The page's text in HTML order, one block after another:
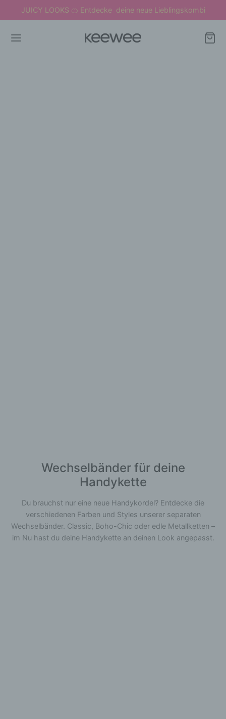
JUICY LOOKS 🍊 Entdecke deine neue Lieblingskombi
Wechselbänder für deine
Handykette
Du brauchst nur eine neue Handykordel? Entdecke die
verschiedenen Farben und Styles unserer separaten
Wechselbänder. Classic, Boho-Chic oder edle Metallketten –
im Nu hast du deine Handykette an deinen Look angepasst.